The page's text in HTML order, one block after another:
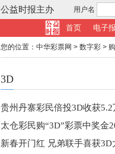
公益时报主办 用户名
首页 电子报
您的位置： 中华彩票网 > 数字彩 >
3D
贵州丹寨彩民倍投3D收获5.2
太仓彩民购“3D”彩票中奖金
新春开门红 兄弟联手喜获3D